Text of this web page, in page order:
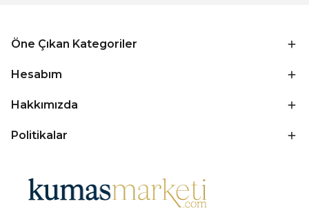
Öne Çıkan Kategoriler
Hesabım
Hakkımızda
Politikalar